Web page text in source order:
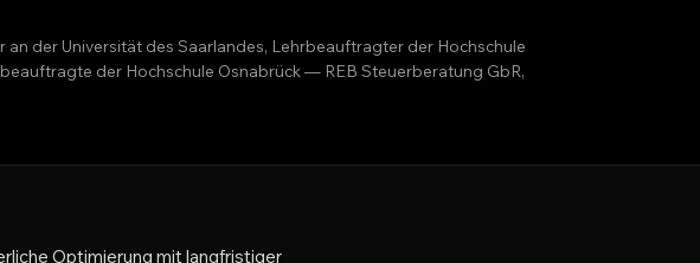
der Universität des Saarlandes, Lehrbeauftragter der Hochschule
der Hochschule Osnabrück — REB Steuerberatung GbR,
Optimierung mit langfristiger